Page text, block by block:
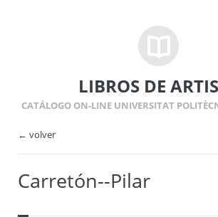
LIBROS DE
CATÁLOGO ON-LINE UNIVERSITAT
← volver
Carretón--Pilar